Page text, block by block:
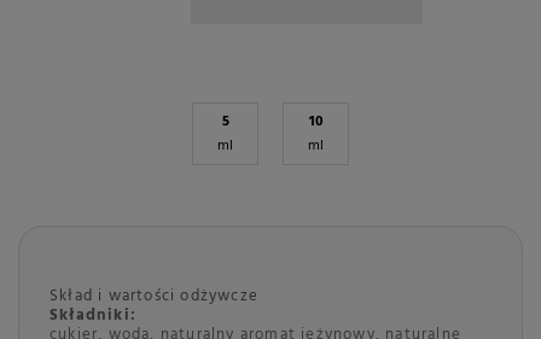
5
ml
10
ml
Skład i wartości odżywcze
Składniki: